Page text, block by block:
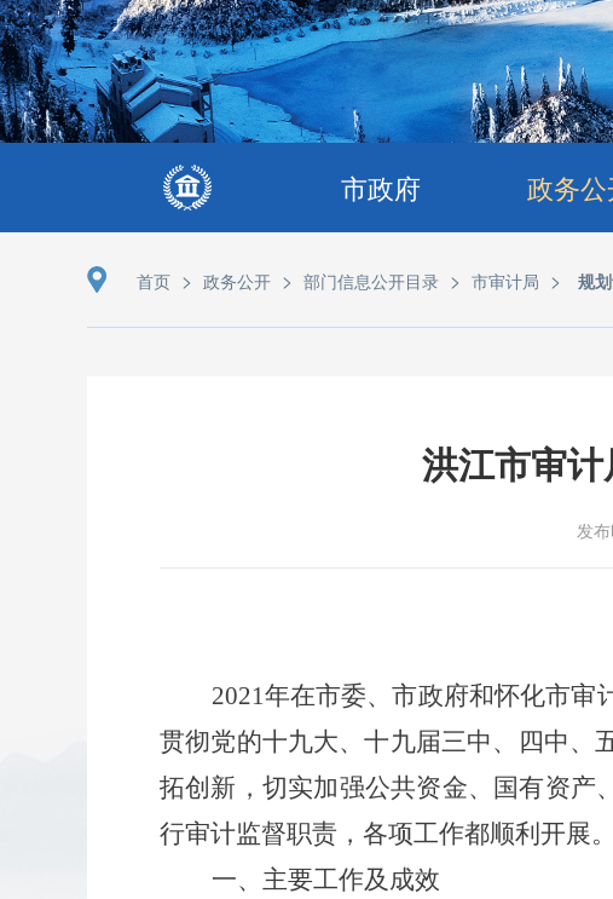
市政府 政务公
首页 > 政务公开 > 部门信息公开目录 > 市审计局 > 规
洪江市审
发
2021年在市委、市政府和怀化市
贯彻党的十九大、十九届三中、四中、
拓创新，切实加强公共资金、国有资产
行审计监督职责，各项工作都顺利开展。
一、主要工作及成效